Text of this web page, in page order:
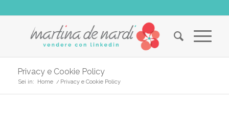
Privacy e Cookie Policy
Sei in: Home / Privacy e Cookie Policy